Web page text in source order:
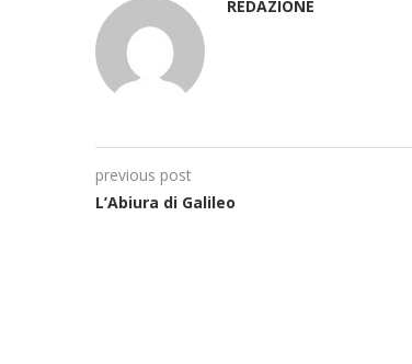
REDAZIONE
previous post
L’Abiura di Galileo